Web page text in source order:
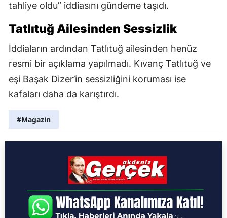
tahliye oldu” iddiasını gündeme taşıdı.
Tatlıtuğ Ailesinden Sessizlik
İddiaların ardından Tatlıtuğ ailesinden henüz
resmi bir açıklama yapılmadı. Kıvanç Tatlıtuğ ve
eşi Başak Dizer’in sessizliğini koruması ise
kafaları daha da karıştırdı.
#Magazin